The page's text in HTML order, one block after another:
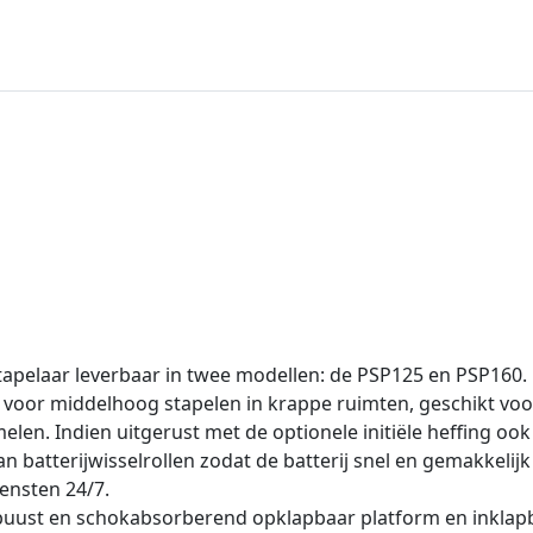
leverbaar in twee modellen: de PSP125 en PSP160.
middelhoog stapelen in krappe ruimten, geschikt
Indien uitgerust met de optionele initiële heffing
batterijwisselrollen zodat de batterij snel en
24/7.
en schokabsorberend opklapbaar platform en